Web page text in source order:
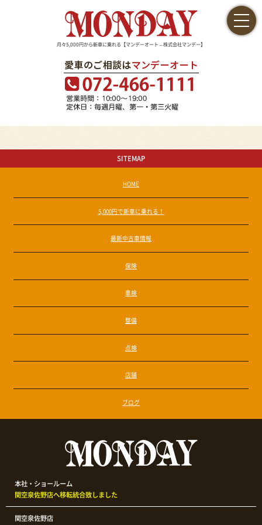
月々5,000円から新車に乗れる【マンデーオート – 株式会社マンデー】
SITEMAP
HOME
5,000円で新車に乗れる！
最新中古車情報
保険
車検
整備
点検
店舗
ブログ
本社・ショールーム
関空泉佐野店へ移転統合致しました
関空泉佐野店